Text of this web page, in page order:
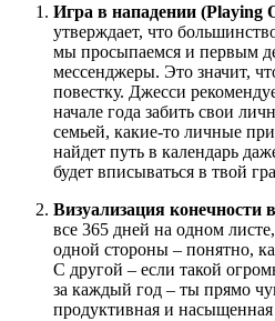
Игра в нападении (Playing
утверждает, что
мы просыпаемся и первым
мессенджеры. Это значит,
повестку. Джесси
начале года забить свои
семьей, какие-то личные
найдет путь в календарь
будет вписываться в твой
Визуализация конечности
все 365 дней на одном
одной стороны – понятно,
С другой – если такой
за каждый год – ты прямо
продуктивная и насыщенная